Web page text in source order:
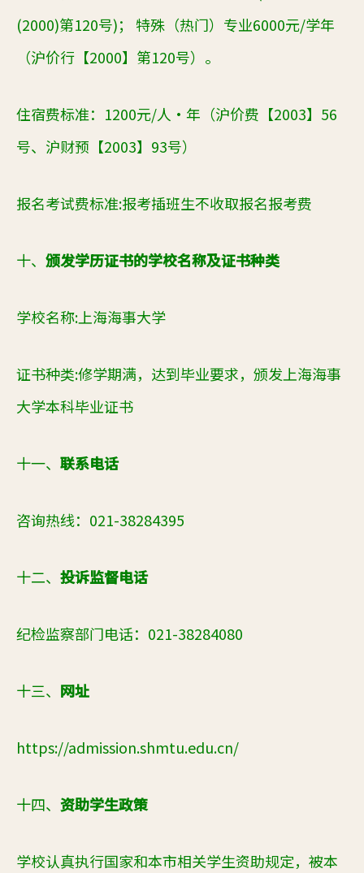
(2000)第120号)； 特殊（热门）专业6000元/学年
（沪价行【2000】第120号）。
住宿费标准： 1200元/人·年（沪价费【2003】56
号、沪财预【2003】93号）
报名考试费标准:报考插班生不收取报名报考费
十、 颁发学历证书的学校名称及证书种类
学校名称: 上海海事大学
证书种类:修学期满，达到毕业要求，颁发上海海事
大学本科毕业证书
十一、 联系电话
咨询热线： 021-38284395
十二、 投诉监督电话
纪检监察部门电话： 021-38284080
十三、 网址
https://admission.shmtu.edu.cn/
十四、 资助学生政策
学校认真执行国家和本市相关学生资助规定，被本